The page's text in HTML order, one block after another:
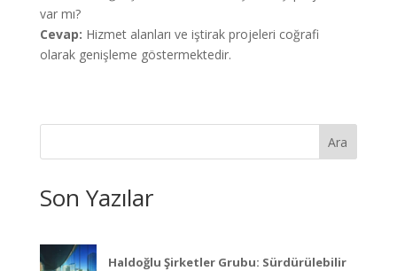
var mı?
Cevap: Hizmet alanları ve iştirak projeleri coğrafi
olarak genişleme göstermektedir.
Ara
Son Yazılar
Haldoğlu Şirketler Grubu: Sürdürülebilir